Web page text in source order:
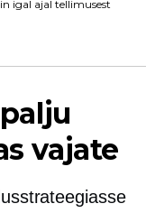
igal ajal tellimusest
vajate